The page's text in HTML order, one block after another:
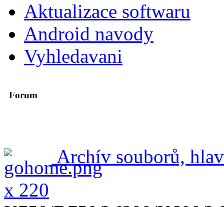
Aktualizace softwaru
Android navody
Vyhledavani
Forum
Archív souborů,
x 220